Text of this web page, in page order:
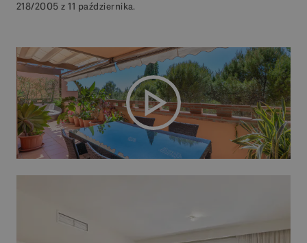
218/2005 z 11 października.